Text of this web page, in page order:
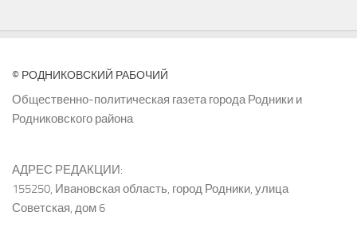
© РОДНИКОВСКИЙ РАБОЧИЙ
Общественно-политическая газета города Родники и
Родниковского района
АДРЕС РЕДАКЦИИ:
155250, Ивановская область, город Родники, улица
Советская, дом 6